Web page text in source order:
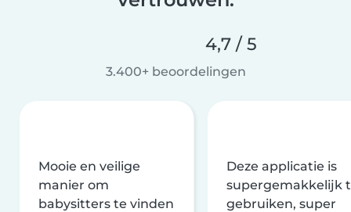
4,7 / 5
3.400+ beoordelingen
Mooie en veilige
manier om
babysitters te vinden
Deze applicatie is
supergemakkelijk
gebruiken, super